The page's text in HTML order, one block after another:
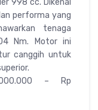
998 cc. Dikenal
performa yang
tenaga
Nm. Motor ini
canggih untuk
– Rp